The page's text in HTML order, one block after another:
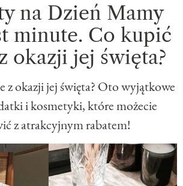
na Dzień Mamy
minute. Co kupić
okazji jej święta?
z okazji jej święta? Oto wyjątkowe
i kosmetyki, które możecie
z atrakcyjnym rabatem!